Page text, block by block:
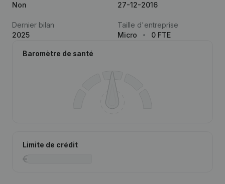
Non
27-12-2016
Dernier bilan
2025
Taille d'entreprise
Micro
0 FTE
Baromètre de santé
Limite de crédit